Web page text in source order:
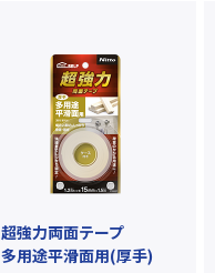
超強力両面テープ
多用途平滑面用(厚手)